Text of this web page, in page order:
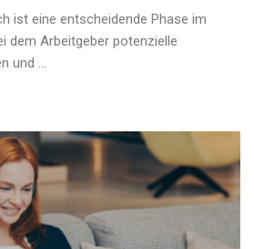
ist eine entscheidende Phase im
dem Arbeitgeber potenzielle
und ...